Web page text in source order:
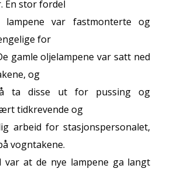
En stor fordel
var fastmonterte og
for
gamle oljelampene var satt ned
og
ta disse ut for pussing og
tidkrevende og
arbeid for stasjonspersonalet,
vogntakene.
var at de nye lampene ga langt